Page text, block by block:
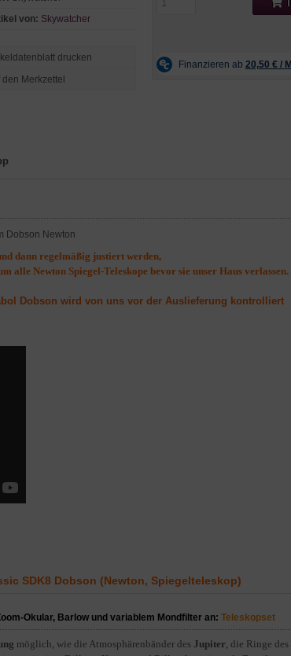
von: Skywatcher
drucken
dann regelmäßig justiert werden,
alle Newton Spiegel-Teleskope bevor sie unser Haus verlassen.
Dobson wird von uns vor der Auslieferung kontrolliert
SDK8 Dobson (Newton, Spiegelteleskop)
Okular, Barlow und variablem Mondfilter an: Teleskopset
möglich, wie die Atmosphärenbänder des Jupiter , die Ringe des